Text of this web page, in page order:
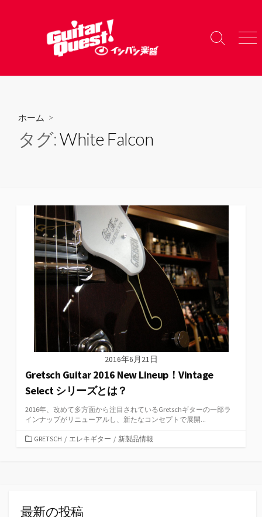
へ
検
り
メ
ー
ホーム >
タグ:White Falcon
2016年6月21日
Gretsch Guitar 2016 New Lineup！Vintage
Select シリーズとは？
2016年、改めて多方面から注目されているGretschギターの一部ラ
インナップがリニューアルし、新たなコンセプトで展開...
カGRETSCH / エレキギター / 新製品情報
最新の投稿